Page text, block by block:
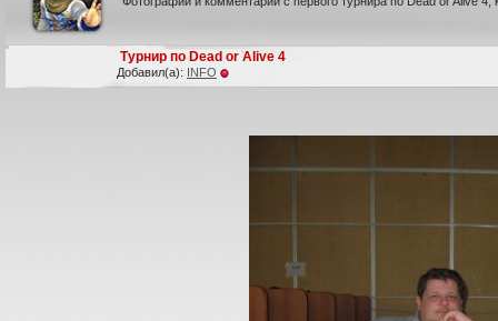
Турнир по Dead or Alive 4
Добавил(а): INFO